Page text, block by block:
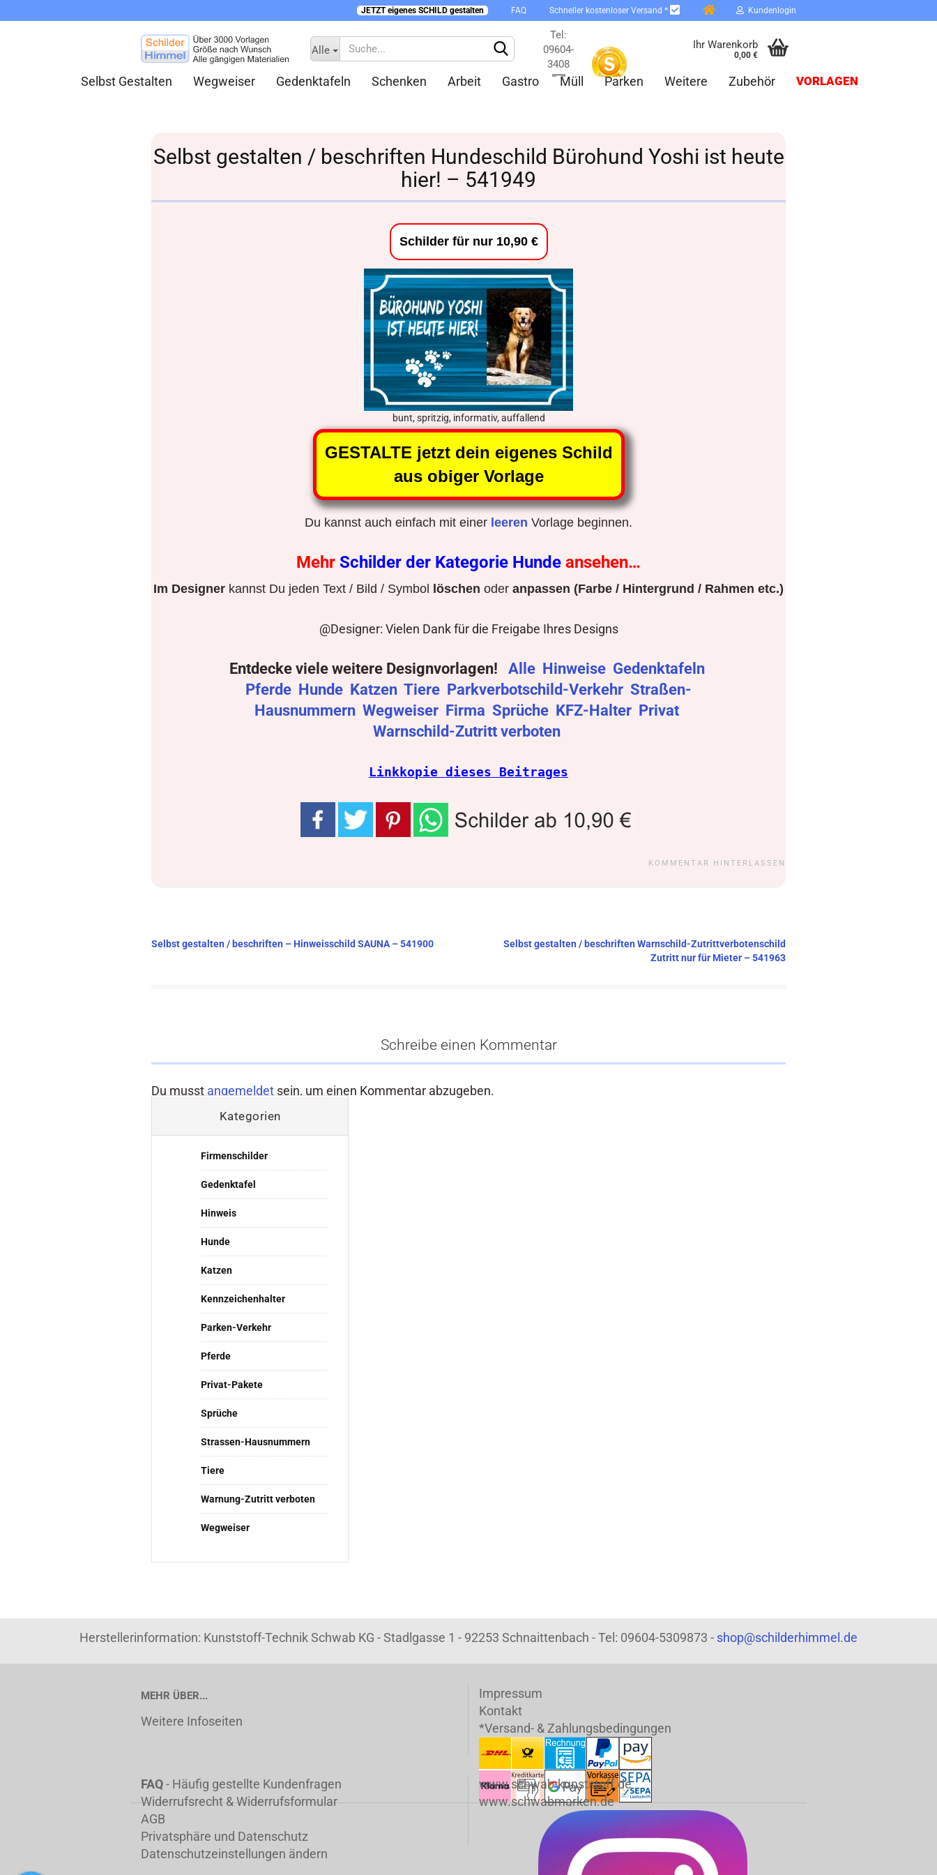
JETZT eigenes SCHILD gestalten FAQ Schneller kostenloser Versand * Kundenlogin
Konto erstellen
Alle
Tel:
09604-
3408
Ihr Warenkorb
0,00 €
Selbst Gestalten Wegweiser Gedenktafeln Schenken Arbeit Gastro Müll Parken Weitere Zubehör VORLAGEN
Selbst gestalten / beschriften Hundeschild Bürohund Yoshi ist heute
hier! – 541949
Schilder für nur 10,90 €
bunt, spritzig, informativ, auffallend
GESTALTE jetzt dein eigenes Schild
aus obiger Vorlage
Du kannst auch einfach mit einer leeren Vorlage beginnen.
Mehr Schilder der Kategorie Hunde ansehen…
Im Designer kannst Du jeden Text / Bild / Symbol löschen oder anpassen (Farbe / Hintergrund / Rahmen etc.)
@Designer: Vielen Dank für die Freigabe Ihres Designs
Entdecke viele weitere Designvorlagen! Alle Hinweise Gedenktafeln
Pferde Hunde Katzen Tiere Parkverbotschild-Verkehr Straßen-
Hausnummern Wegweiser Firma Sprüche KFZ-Halter Privat
Warnschild-Zutritt verboten
Linkkopie dieses Beitrages
KOMMENTAR HINTERLASSEN
Beitragsnavigation
Selbst gestalten / beschriften – Hinweisschild SAUNA – 541900
Selbst gestalten / beschriften Warnschild-Zutrittverbotenschild
Zutritt nur für Mieter – 541963
Schreibe einen Kommentar
Du musst angemeldet sein, um einen Kommentar abzugeben.
Kategorien
Firmenschilder
Gedenktafel
Hinweis
Hunde
Katzen
Kennzeichenhalter
Parken-Verkehr
Pferde
Privat-Pakete
Sprüche
Strassen-Hausnummern
Tiere
Warnung-Zutritt verboten
Wegweiser
Herstellerinformation: Kunststoff-Technik Schwab KG - Stadlgasse 1 - 92253 Schnaittenbach - Tel: 09604-5309873 - shop@schilderhimmel.de
MEHR ÜBER...
Weitere Infoseiten
Impressum
Kontakt
*Versand- & Zahlungsbedingungen
FAQ- Häufig gestellte Kundenfragen
Widerrufsrecht & Widerrufsformular
AGB
Privatsphäre und Datenschutz
Datenschutzeinstellungen ändern
www.schwab-kunststoff.de
www.schwabmarken.de